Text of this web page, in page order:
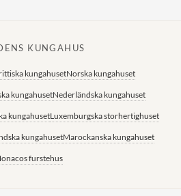
KUNGAHUS
kungahusetNorska kungahuset
kungahusetNederländska kungahuset
kungahusetLuxemburgska storhertighuset
kungahusetMarockanska kungahuset
furstehus